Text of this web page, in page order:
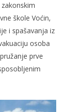
škole Voćin,
i spašavanja iz
osoba
prve